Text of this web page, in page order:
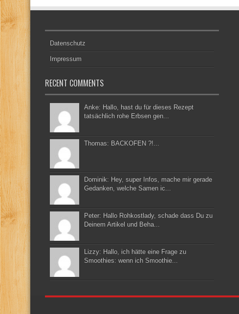
Datenschutz
Impressum
RECENT COMMENTS
Anke: Hallo, hast du für dieses Rezept
tatsächlich rohe Erbsen gen...
Thomas: BACKOFEN ?!...
Dominik: Hey, super Infos, mache mir gerade
Gedanken, welche Samen ic...
Peter: Hallo Rohkostlady, schade dass Du zu
Deinem Artikel und Beha...
Lizzy: Hallo, ich hätte eine Frage zu
Smoothies: wenn ich Smoothie...